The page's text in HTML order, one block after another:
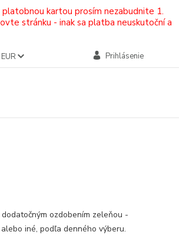
kartou prosím nezabudnite 1.
stránku - inak sa platba neuskutoční a
EUR Prihlásenie
ozdobením zeleňou -
iné, podľa denného výberu.